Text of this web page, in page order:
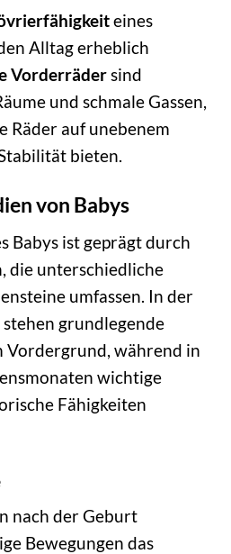
eines
Alltag erheblich
Vorderrädersind
und schmale Gassen,
Räder auf unebenem
bieten.
von Babys
Babys ist geprägt durch
die unterschiedliche
umfassen. In der
grundlegende
Vordergrund, während in
wichtige
Fähigkeiten
nach der Geburt
Bewegungen das